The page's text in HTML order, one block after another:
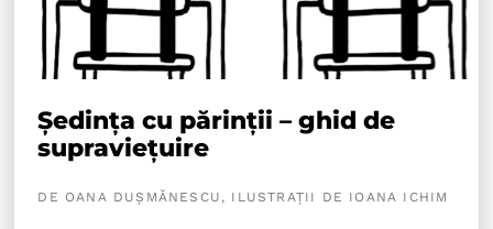
Ședința cu părinții – ghid de
supraviețuire
DE OANA DUȘMĂNESCU, ILUSTRAȚII DE IOANA ICHIM